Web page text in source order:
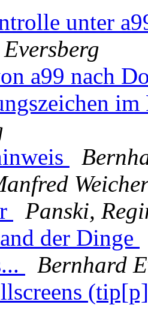
unter
a99 nach
Panski,
der Dinge
Bernhard